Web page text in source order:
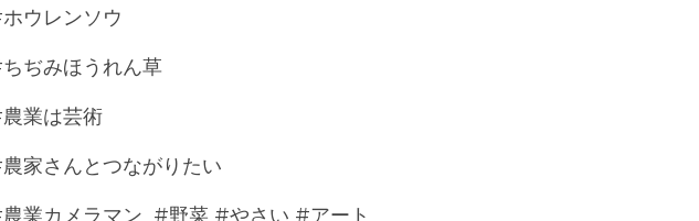
#ホウレンソウ
#ちぢみほうれん草
#農業は芸術
#農家さんとつながりたい